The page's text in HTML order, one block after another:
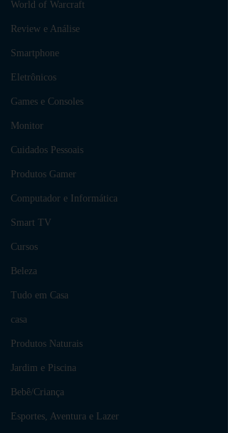
World of Warcraft
Review e Análise
Smartphone
Eletrônicos
Games e Consoles
Monitor
Cuidados Pessoais
Produtos Gamer
Computador e Informática
Smart TV
Cursos
Beleza
Tudo em Casa
casa
Produtos Naturais
Jardim e Piscina
Bebê/Criança
Esportes, Aventura e Lazer